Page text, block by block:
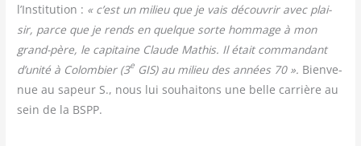
l’Institution : « c’est un milieu que je vais décou­vrir avec plai­
sir, parce que je rends en quelque sorte hom­mage à mon
grand-père, le capi­taine Claude Mathis. Il était com­man­dant
d’unité à Colom­bier (3e GIS) au milieu des années 70 ». Bien­ve­
nue au sapeur S., nous lui sou­hai­tons une belle car­rière au
sein de la BSPP.